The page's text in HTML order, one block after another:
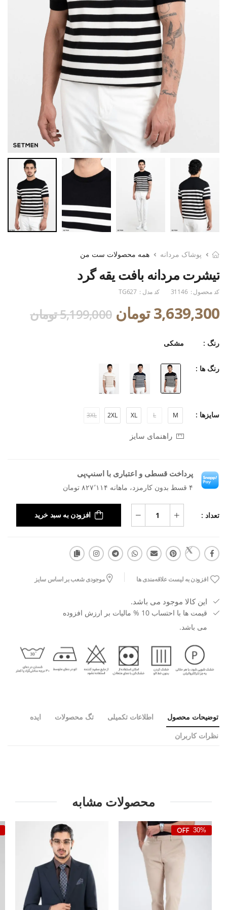
پوشاک مردانه همه محصولات ست من
تیشرت مردانه بافت یقه گرد
کد محصول : 31146 کد مدل : TG627
3,639,300 تومان 5,199,000 تومان
رنگ : مشکی
رنگ ها :
سایزها : M
L
XL
2XL
3XL
راهنمای سایز
پرداخت قسطی و اعتباری با اسنپ‌پی
۴ قسط بدون کارمزد، ماهانه ۸۲۷٬۱۱۴ تومان
تعداد : افزودن به سبد خرید
افزودن به لیست علاقه‌مندی ها موجودی شعب بر اساس سایز
این کالا موجود می باشد.
قیمت ها با احتساب 10 % مالیات بر ارزش افزوده
می باشد.
توضیحات محصول اطلاعات تکمیلی تگ محصولات ایده
نظرات کاربران
محصولات مشابه
30%